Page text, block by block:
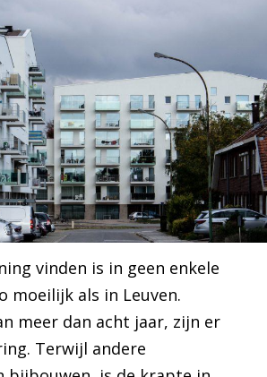
vinden is in geen enkele
moeilijk als in Leuven.
meer dan acht jaar, zijn er
Terwijl andere